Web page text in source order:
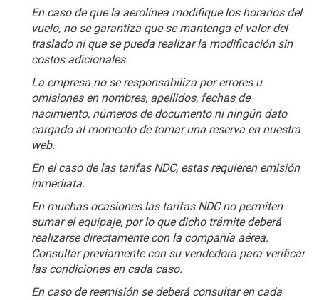
En caso de que la aerolínea modifique los horarios del
vuelo, no se garantiza que se mantenga el valor del
traslado ni que se pueda realizar la modificación sin
costos adicionales.
La empresa no se responsabiliza por errores u
omisiones en nombres, apellidos, fechas de
nacimiento, números de documento ni ningún dato
cargado al momento de tomar una reserva en nuestra
web.
En el caso de las tarifas NDC, estas requieren emisión
inmediata.
En muchas ocasiones las tarifas NDC no permiten
sumar el equipaje, por lo que dicho trámite deberá
realizarse directamente con la compañía aérea.
Consultar previamente con su vendedora para verificar
las condiciones en cada caso.
En caso de reemisión se deberá consultar en cada